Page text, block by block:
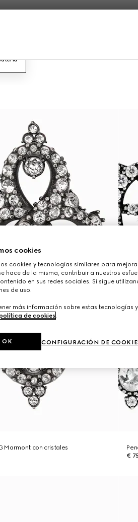
Marmont con cristales
€
cookies
cookies y tecnologías similares para
hace de la misma, contribuir a nuestros
en sus redes sociales. Si sigue
de uso.
más información sobre estas tecnologías
de cookies.
CONFIGURACIÓN DE
OK